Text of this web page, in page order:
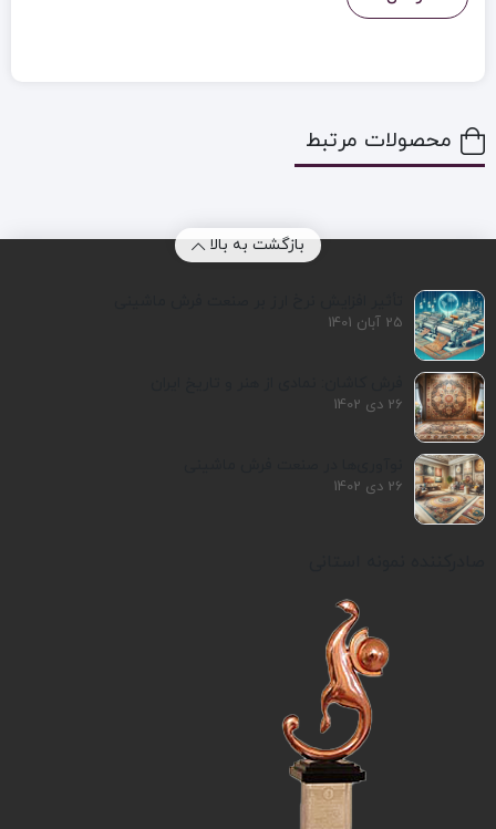
محصولات مرتبط
بازگشت به بالا
25 آبان 1401
26 دی 1402
26 دی 1402